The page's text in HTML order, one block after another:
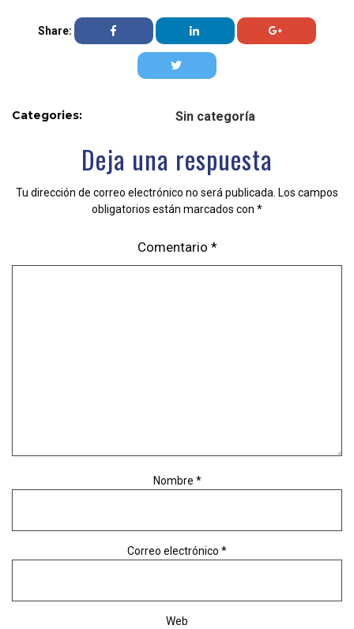
Share:
Categories: Sin categoría
Deja una respuesta
Tu dirección de correo electrónico no será publicada. Los campos
obligatorios están marcados con *
Comentario *
Nombre *
Correo electrónico *
Web